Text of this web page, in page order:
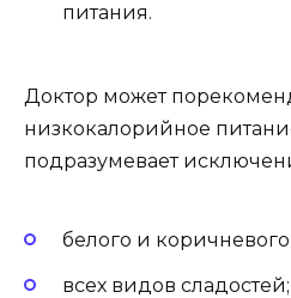
питания.
Доктор может
низкокалорийное
подразумевает
белого и коричневого
всех видов сладостей;